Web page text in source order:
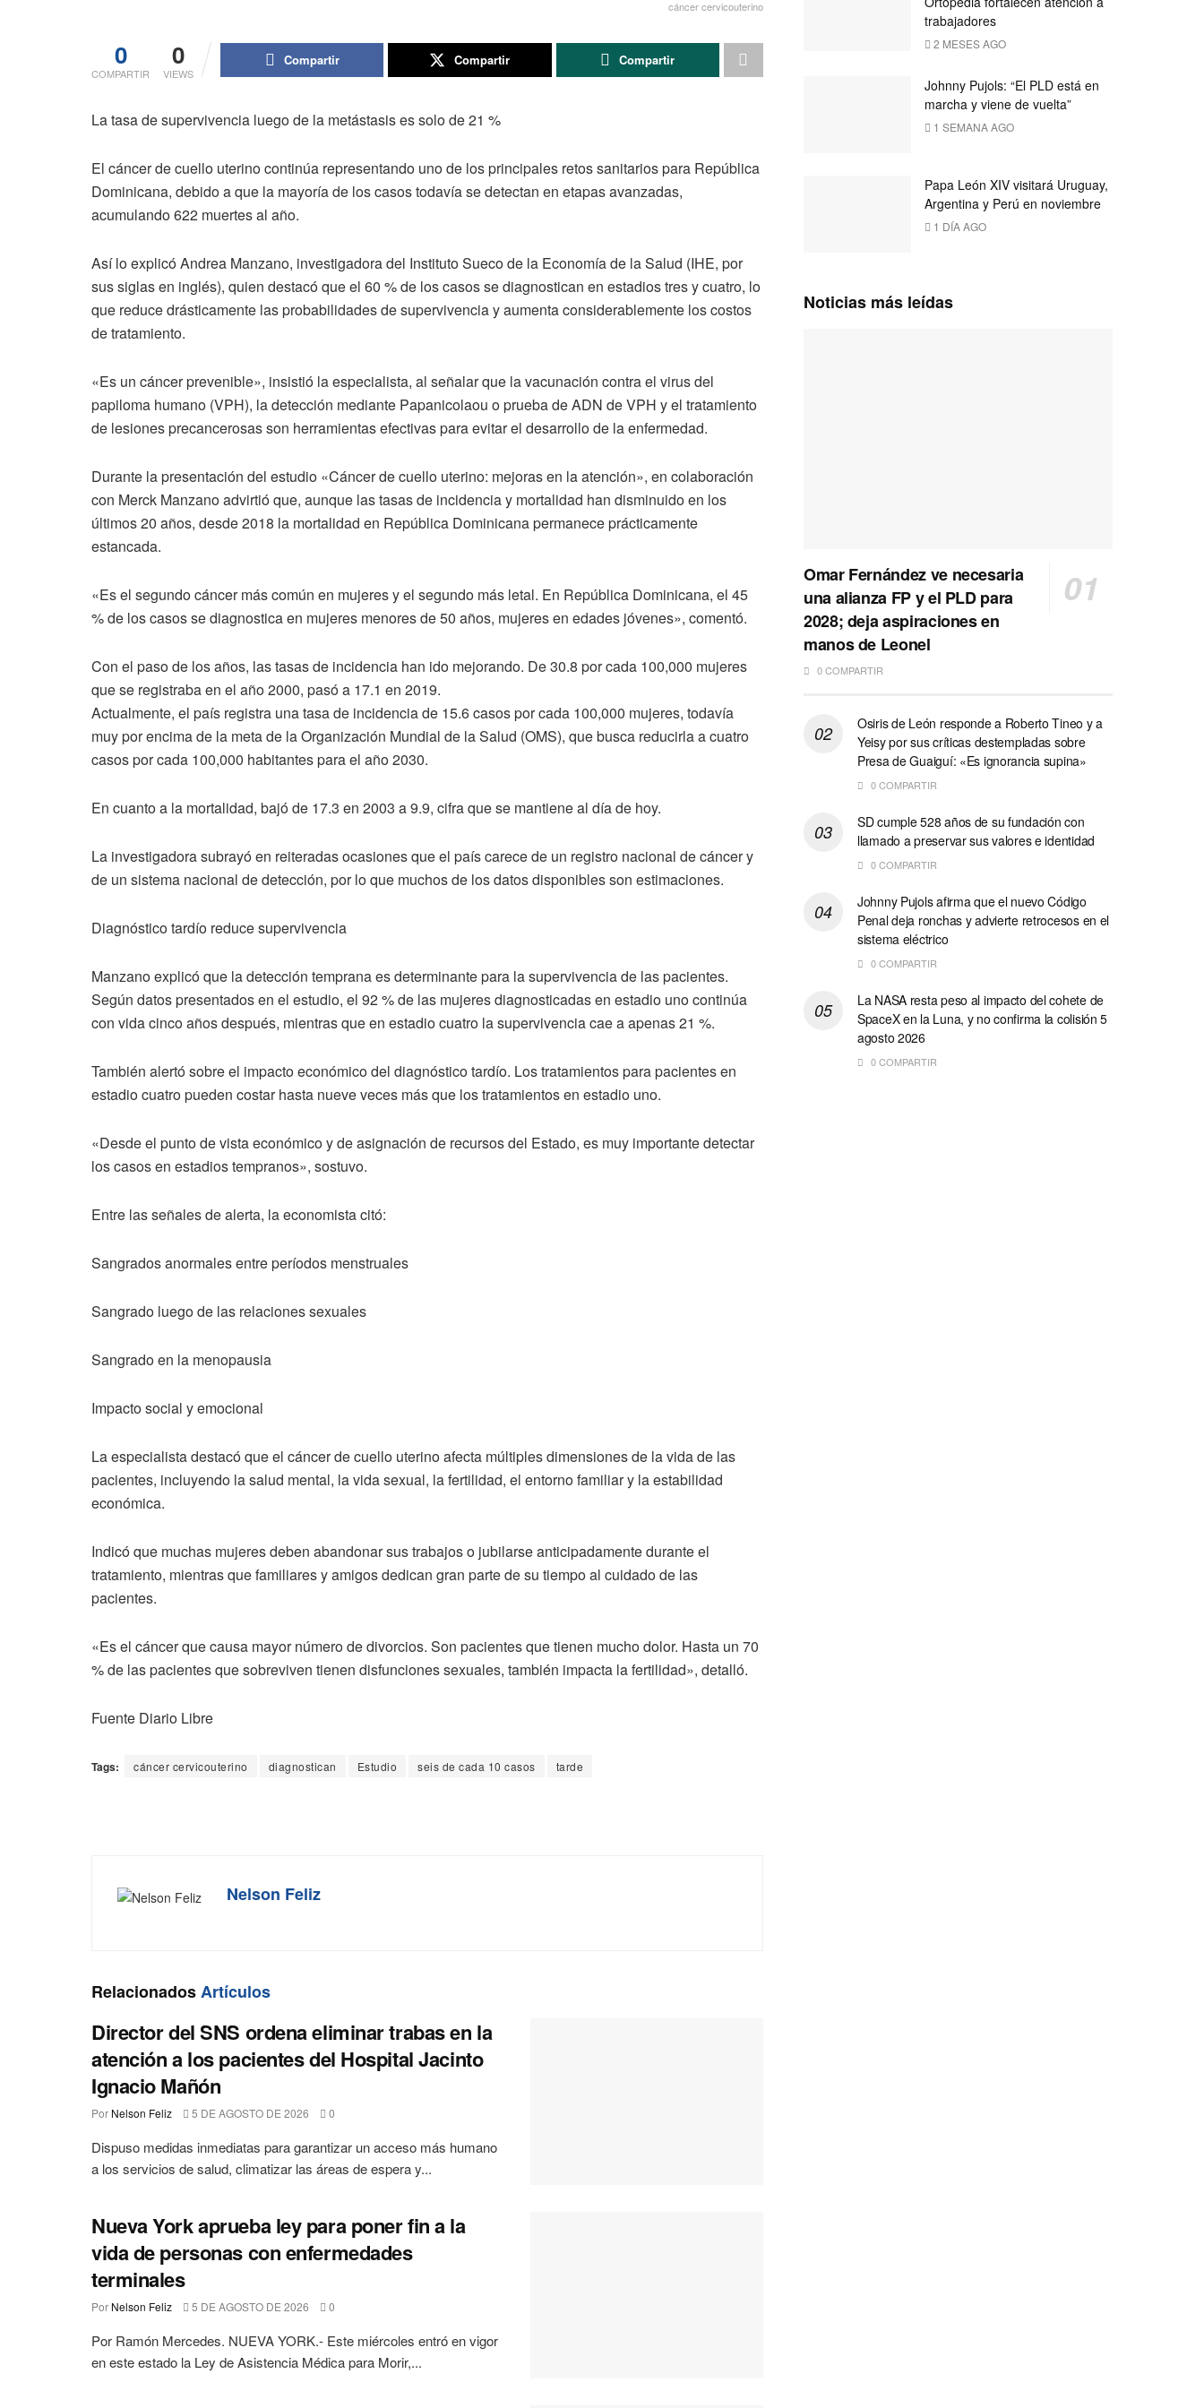
cáncer cervicouterino
0
COMPARTIR
0
VIEWS
Compartir Compartir Compartir
La tasa de supervivencia luego de la metástasis es solo de 21 %
El cáncer de cuello uterino continúa representando uno de los principales retos sanitarios para República
Dominicana, debido a que la mayoría de los casos todavía se detectan en etapas avanzadas,
acumulando 622 muertes al año.
Así lo explicó Andrea Manzano, investigadora del Instituto Sueco de la Economía de la Salud (IHE, por
sus siglas en inglés), quien destacó que el 60 % de los casos se diagnostican en estadios tres y cuatro, lo
que reduce drásticamente las probabilidades de supervivencia y aumenta considerablemente los costos
de tratamiento.
«Es un cáncer prevenible», insistió la especialista, al señalar que la vacunación contra el virus del
papiloma humano (VPH), la detección mediante Papanicolaou o prueba de ADN de VPH y el tratamiento
de lesiones precancerosas son herramientas efectivas para evitar el desarrollo de la enfermedad.
Durante la presentación del estudio «Cáncer de cuello uterino: mejoras en la atención», en colaboración
con Merck Manzano advirtió que, aunque las tasas de incidencia y mortalidad han disminuido en los
últimos 20 años, desde 2018 la mortalidad en República Dominicana permanece prácticamente
estancada.
«Es el segundo cáncer más común en mujeres y el segundo más letal. En República Dominicana, el 45
% de los casos se diagnostica en mujeres menores de 50 años, mujeres en edades jóvenes», comentó.
Con el paso de los años, las tasas de incidencia han ido mejorando. De 30.8 por cada 100,000 mujeres
que se registraba en el año 2000, pasó a 17.1 en 2019.
Actualmente, el país registra una tasa de incidencia de 15.6 casos por cada 100,000 mujeres, todavía
muy por encima de la meta de la Organización Mundial de la Salud (OMS), que busca reducirla a cuatro
casos por cada 100,000 habitantes para el año 2030.
En cuanto a la mortalidad, bajó de 17.3 en 2003 a 9.9, cifra que se mantiene al día de hoy.
La investigadora subrayó en reiteradas ocasiones que el país carece de un registro nacional de cáncer y
de un sistema nacional de detección, por lo que muchos de los datos disponibles son estimaciones.
Diagnóstico tardío reduce supervivencia
Manzano explicó que la detección temprana es determinante para la supervivencia de las pacientes.
Según datos presentados en el estudio, el 92 % de las mujeres diagnosticadas en estadio uno continúa
con vida cinco años después, mientras que en estadio cuatro la supervivencia cae a apenas 21 %.
También alertó sobre el impacto económico del diagnóstico tardío. Los tratamientos para pacientes en
estadio cuatro pueden costar hasta nueve veces más que los tratamientos en estadio uno.
«Desde el punto de vista económico y de asignación de recursos del Estado, es muy importante detectar
los casos en estadios tempranos», sostuvo.
Entre las señales de alerta, la economista citó:
Sangrados anormales entre períodos menstruales
Sangrado luego de las relaciones sexuales
Sangrado en la menopausia
Impacto social y emocional
La especialista destacó que el cáncer de cuello uterino afecta múltiples dimensiones de la vida de las
pacientes, incluyendo la salud mental, la vida sexual, la fertilidad, el entorno familiar y la estabilidad
económica.
Indicó que muchas mujeres deben abandonar sus trabajos o jubilarse anticipadamente durante el
tratamiento, mientras que familiares y amigos dedican gran parte de su tiempo al cuidado de las
pacientes.
«Es el cáncer que causa mayor número de divorcios. Son pacientes que tienen mucho dolor. Hasta un 70
% de las pacientes que sobreviven tienen disfunciones sexuales, también impacta la fertilidad», detalló.
Fuente Diario Libre
Tags: cáncer cervicouterino diagnostican Estudio seis de cada 10 casos tarde
Nelson Feliz
RelacionadosArtículos
Director del SNS ordena eliminar trabas en la
atención a los pacientes del Hospital Jacinto
Ignacio Mañón
Por Nelson Feliz 5 DE AGOSTO DE 2026 0
Dispuso medidas inmediatas para garantizar un acceso más humano
a los servicios de salud, climatizar las áreas de espera y...
Nueva York aprueba ley para poner fin a la
vida de personas con enfermedades
terminales
Por Nelson Feliz 5 DE AGOSTO DE 2026 0
Por Ramón Mercedes. NUEVA YORK.- Este miércoles entró en vigor
en este estado la Ley de Asistencia Médica para Morir,...
trabajadores
2 MESES AGO
Johnny Pujols: “El PLD está en
marcha y viene de vuelta”
1 SEMANA AGO
Papa León XIV visitará Uruguay,
Argentina y Perú en noviembre
1 DÍA AGO
Noticias más leídas
Omar Fernández ve necesaria
una alianza FP y el PLD para
2028; deja aspiraciones en
manos de Leonel
0 COMPARTIR
Osiris de León responde a Roberto Tineo y a
Yeisy por sus críticas destempladas sobre
Presa de Guaiguí: «Es ignorancia supina»
0 COMPARTIR
SD cumple 528 años de su fundación con
llamado a preservar sus valores e identidad
0 COMPARTIR
Johnny Pujols afirma que el nuevo Código
Penal deja ronchas y advierte retrocesos en el
sistema eléctrico
0 COMPARTIR
La NASA resta peso al impacto del cohete de
SpaceX en la Luna, y no confirma la colisión 5
agosto 2026
0 COMPARTIR